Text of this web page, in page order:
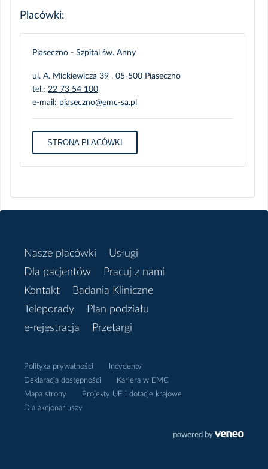
Placówki:
Piaseczno - Szpital św. Anny
ul. A. Mickiewicza 39 , 05-500 Piaseczno
tel.: 22 73 54 100
e-mail: piaseczno@emc-sa.pl
STRONA PLACÓWKI
Nasze placówki
Usługi
Dla pacjentów
Pracuj z nami
Kontakt
Badania Kliniczne
Teleporady
Plan podziału
e-rejestracja
Przetargi
Polityka prywatności
Incydenty
Deklaracja dostępności
Kariera w EMC
Mapa strony
Projekty UE i dotacje krajowe
Dla akcjonariuszy